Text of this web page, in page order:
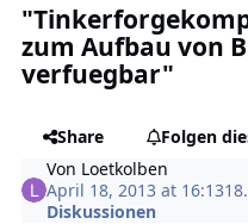
zum Aufbau von
verfuegbar"
Share
Folgen
Von Loetkolben
April 18, 2013 at 16:13
Diskussionen